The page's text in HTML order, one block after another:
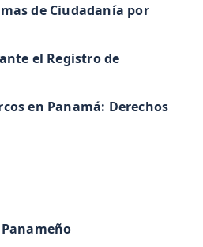
de Ciudadanía por
el Registro de
en Panamá: Derechos